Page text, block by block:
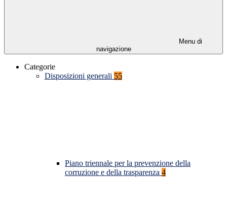
Menu di
navigazione
Categorie
Disposizioni generali 55
Piano triennale per la prevenzione della
corruzione e della trasparenza 4